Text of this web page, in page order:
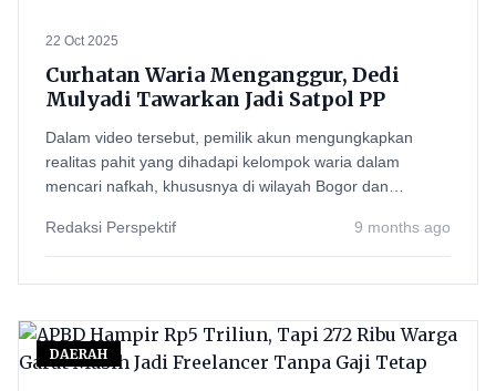
22 Oct 2025
Curhatan Waria Menganggur, Dedi
Mulyadi Tawarkan Jadi Satpol PP
Dalam video tersebut, pemilik akun mengungkapkan
realitas pahit yang dihadapi kelompok waria dalam
mencari nafkah, khususnya di wilayah Bogor dan
Redaksi Perspektif
9 months ago
DAERAH